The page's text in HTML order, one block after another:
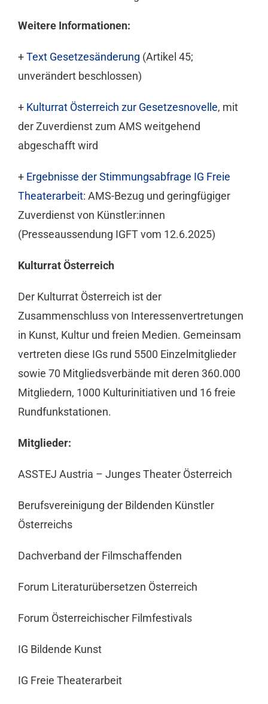
Weitere Informationen:
+Text Gesetzesänderung (Artikel 45;
unverändert beschlossen)
+ Kulturrat Österreich zur Gesetzesnovelle, mit
der Zuverdienst zum AMS weitgehend
abgeschafft wird
+ Ergebnisse der Stimmungsabfrage IG Freie
Theaterarbeit: AMS-Bezug und geringfügiger
Zuverdienst von Künstler:innen
(Presseaussendung IGFT vom 12.6.2025)
Kulturrat Österreich
Der Kulturrat Österreich ist der
Zusammenschluss von Interessenvertretungen
in Kunst, Kultur und freien Medien. Gemeinsam
vertreten diese IGs rund 5500 Einzelmitglieder
sowie 70 Mitgliedsverbände mit deren 360.000
Mitgliedern, 1000 Kulturinitiativen und 16 freie
Rundfunkstationen.
Mitglieder:
ASSTEJ Austria – Junges Theater Österreich
Berufsvereinigung der Bildenden Künstler
Österreichs
Dachverband der Filmschaffenden
Forum Literaturübersetzen Österreich
Forum Österreichischer Filmfestivals
IG Bildende Kunst
IG Freie Theaterarbeit